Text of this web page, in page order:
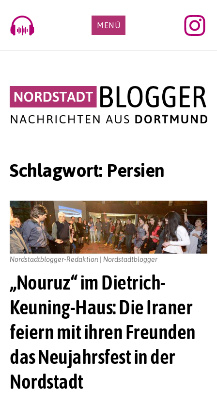
content
MENÜ
Schlagwort: Persien
„Nouruz“ im Dietrich-
Keuning-Haus: Die Iraner
feiern mit ihren Freunden
das Neujahrsfest in der
Nordstadt
Nordstadtblogger-Redaktion | Nordstadtblogger